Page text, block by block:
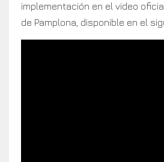
implementación en el video
de Pamplona, disponible en el